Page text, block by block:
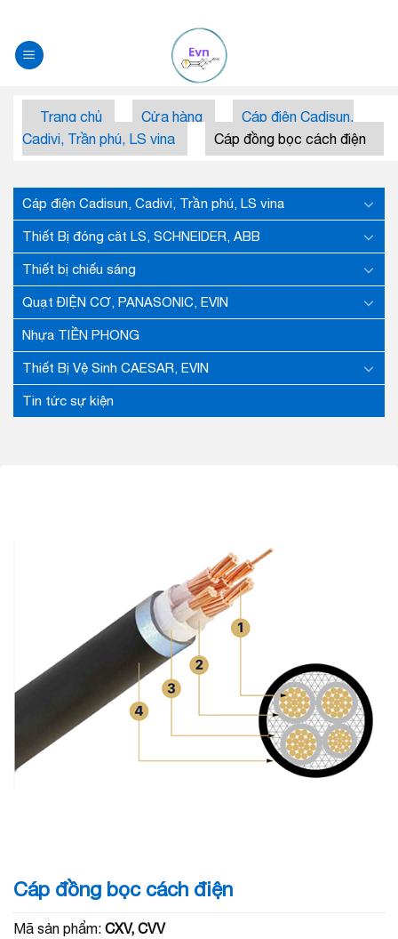
Trang chủ Cửa hàng
Cáp điện Cadisun,
Cadivi, Trần phú, LS vina
Cáp đồng bọc cách điện
Cáp điện Cadisun, Cadivi, Trần phú, LS vina
Thiết Bị đóng căt LS, SCHNEIDER, ABB
Thiết bị chiếu sáng
Quạt ĐIỆN CƠ, PANASONIC, EVIN
Nhựa TIỀN PHONG
Thiết Bị Vệ Sinh CAESAR, EVIN
Tin tức sự kiện
Cáp đồng bọc cách điện
Mã sản phẩm: CXV, CVV